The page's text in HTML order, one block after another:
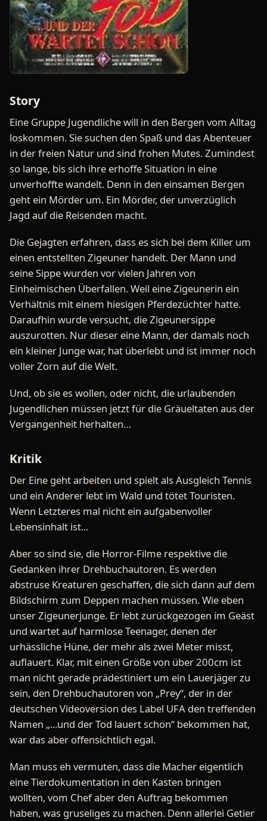
Story
Eine Gruppe Jugendliche will in den Bergen vom Alltag
loskommen. Sie suchen den Spaß und das Abenteuer
in der freien Natur und sind frohen Mutes. Zumindest
so lange, bis sich ihre erhoffe Situation in eine
unverhoffte wandelt. Denn in den einsamen Bergen
geht ein Mörder um. Ein Mörder, der unverzüglich
Jagd auf die Reisenden macht.
Die Gejagten erfahren, dass es sich bei dem Killer um
einen entstellten Zigeuner handelt. Der Mann und
seine Sippe wurden vor vielen Jahren von
Einheimischen Überfallen. Weil eine Zigeunerin ein
Verhältnis mit einem hiesigen Pferdezüchter hatte.
Daraufhin wurde versucht, die Zigeunersippe
auszurotten. Nur dieser eine Mann, der damals noch
ein kleiner Junge war, hat überlebt und ist immer noch
voller Zorn auf die Welt.
Und, ob sie es wollen, oder nicht, die urlaubenden
Jugendlichen müssen jetzt für die Gräueltaten aus der
Vergangenheit herhalten…
Kritik
Der Eine geht arbeiten und spielt als Ausgleich Tennis
und ein Anderer lebt im Wald und tötet Touristen.
Wenn Letzteres mal nicht ein aufgabenvoller
Lebensinhalt ist...
Aber so sind sie, die Horror-Filme respektive die
Gedanken ihrer Drehbuchautoren. Es werden
abstruse Kreaturen geschaffen, die sich dann auf dem
Bildschirm zum Deppen machen müssen. Wie eben
unser Zigeunerjunge. Er lebt zurückgezogen im Geäst
und wartet auf harmlose Teenager, denen der
urhässliche Hüne, der mehr als zwei Meter misst,
auflauert. Klar, mit einen Größe von über 200cm ist
man nicht gerade prädestiniert um ein Lauerjäger zu
sein, den Drehbuchautoren von „Prey“, der in der
deutschen Videoversion des Label UFA den treffenden
Namen „...und der Tod lauert schon“ bekommen hat,
war das aber offensichtlich egal.
Man muss eh vermuten, dass die Macher eigentlich
eine Tierdokumentation in den Kasten bringen
wollten, vom Chef aber den Auftrag bekommen
haben, was gruseliges zu machen. Denn allerlei Getier